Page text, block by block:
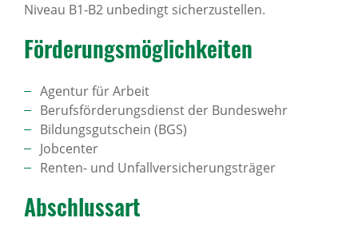
Niveau B1-B2 unbedingt sicherzustellen.
Förde­rungs­mög­lich­keiten
Agentur für Arbeit
Berufsförderungsdienst der Bundeswehr
Bildungsgutschein (BGS)
Jobcenter
Renten- und Unfallversicherungsträger
Abschlussart